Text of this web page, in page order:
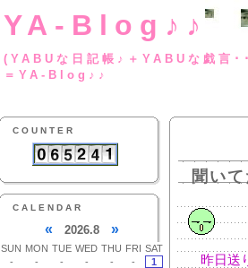
YA-Blog♪♪
(YABUな日記帳♪
＝YA-Blog♪♪
COUNTER
CALENDAR
« 2026.8 »
SUN MON TUE WED THU FRI SAT
-
- - - - -
1
聞い
昨日送